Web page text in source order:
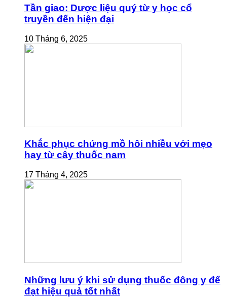
Tần giao: Dược liệu quý từ y học cổ
truyền đến hiện đại
10 Tháng 6, 2025
Khắc phục chứng mồ hôi nhiều với mẹo
hay từ cây thuốc nam
17 Tháng 4, 2025
Những lưu ý khi sử dụng thuốc đông y để
đạt hiệu quả tốt nhất